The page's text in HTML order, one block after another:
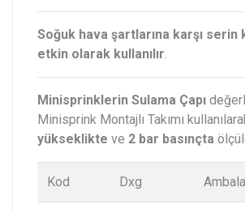
Soğuk hava şartlarına karşı serin
etkin olarak kullanılır.
Minisprinklerin Sulama Çapı
Minisprink Montajlı Takımı
yükseklikte ve 2 bar basınçta
Kod Dxg